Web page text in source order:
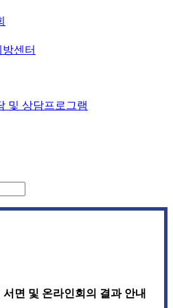
센터
및 상담프로그램
면 및 온라인회의 결과 안내